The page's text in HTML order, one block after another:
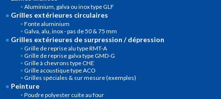
Aluminium, galva ou inox type GLF
Grilles extérieures circulaires
Fonte aluminium
Galva, alu, inox - pas de 50 & 75 mm
Grilles extérieures de surpression / dépression
Grille de reprise alu type RMT-A
Grille de reprise galva type GMD-G
Grille à chevrons type CHE
Grille acoustique type ACO
Grilles spéciales & sur mesure (exemples)
Peinture
Poudre polyester cuite au four